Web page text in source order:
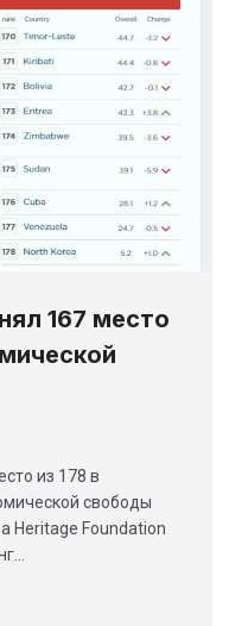
167 место
из 178 в
свободы
Heritage Foundation